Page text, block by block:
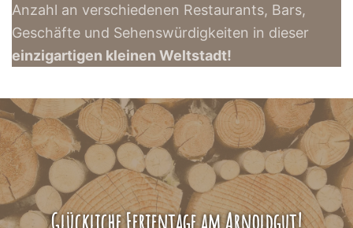
Anzahl an verschiedenen Restaurants, Bars,
Geschäfte und Sehenswürdigkeiten in dieser
einzigartigen kleinen Weltstadt!
Glückliche Ferientage am Arnoldgut!